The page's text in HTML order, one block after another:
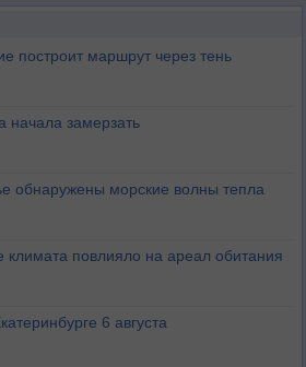
построит маршрут через тень
начала замерзать
обнаружены морские волны тепла
климата повлияло на ареал обитания
6 августа